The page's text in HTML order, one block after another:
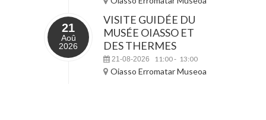
21
Aoû
2026
VISITE GUIDÉE DU
MUSÉE OIASSO ET
DES THERMES
21-08-2026 11:00- 13:00
Oiasso Erromatar Museoa